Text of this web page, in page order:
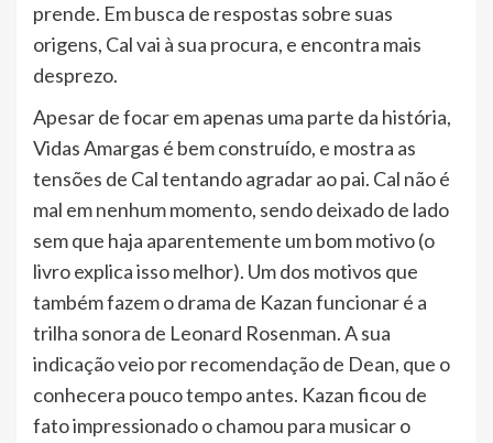
prende. Em busca de respostas sobre suas
origens, Cal vai à sua procura, e encontra mais
desprezo.
Apesar de focar em apenas uma parte da história,
Vidas Amargas é bem construído, e mostra as
tensões de Cal tentando agradar ao pai. Cal não é
mal em nenhum momento, sendo deixado de lado
sem que haja aparentemente um bom motivo (o
livro explica isso melhor). Um dos motivos que
também fazem o drama de Kazan funcionar é a
trilha sonora de Leonard Rosenman. A sua
indicação veio por recomendação de Dean, que o
conhecera pouco tempo antes. Kazan ficou de
fato impressionado o chamou para musicar o